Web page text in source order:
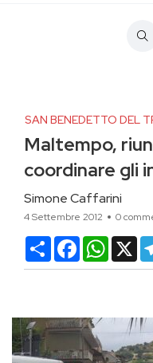
SAN BENEDETTO DEL
Maltempo,
coordinare gli
Simone Caffarini
4 Settembre 2012 0
CondividiFacebookX